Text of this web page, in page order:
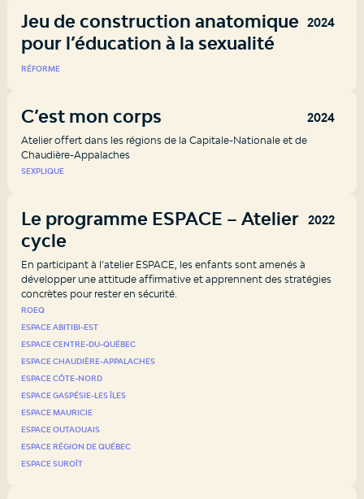
2024
Jeu de construction anatomique
pour l’éducation à la sexualité
RÉFORME
2024
C’est mon corps
Atelier offert dans les régions de la Capitale-Nationale et de
Chaudière-Appalaches
SEXPLIQUE
2022
Le programme ESPACE – Atelier 1e
cycle
En participant à l’atelier ESPACE, les enfants sont amenés à
développer une attitude affirmative et apprennent des stratégies
concrètes pour rester en sécurité.
ROEQ
ESPACE ABITIBI-EST
ESPACE CENTRE-DU-QUÉBEC
ESPACE CHAUDIÈRE-APPALACHES
ESPACE CÔTE-NORD
ESPACE GASPÉSIE-LES ÎLES
ESPACE MAURICIE
ESPACE OUTAOUAIS
ESPACE RÉGION DE QUÉBEC
ESPACE SUROÎT